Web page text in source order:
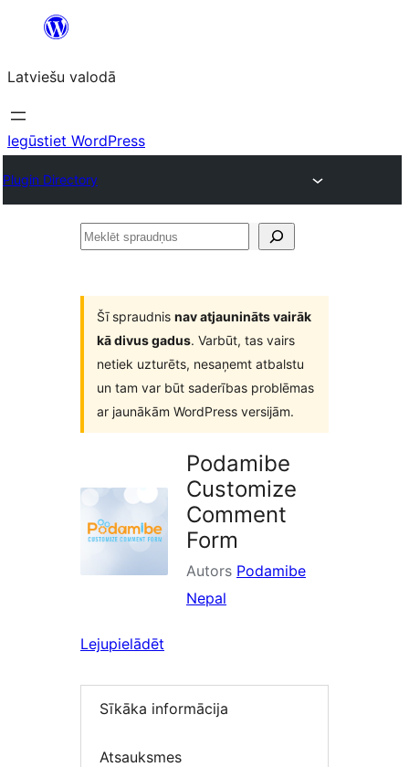
Pāriet
saturu
Latviešu valodā
Iegūstiet WordPress
Plugin Directory
Meklēt
Šī spraudnis nav atjaunināts vairāk
kā divus gadus. Varbūt, tas vairs
netiek uzturēts, nesaņemt atbalstu
un tam var būt saderības problēmas
ar jaunākām WordPress versijām.
Podamibe
Customize
Comment
Form
Autors Podamibe
Nepal
Lejupielādēt
Sīkāka informācija
Atsauksmes